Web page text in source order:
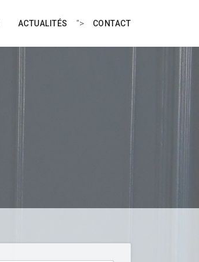
ACTUALITÉS "> CONTACT